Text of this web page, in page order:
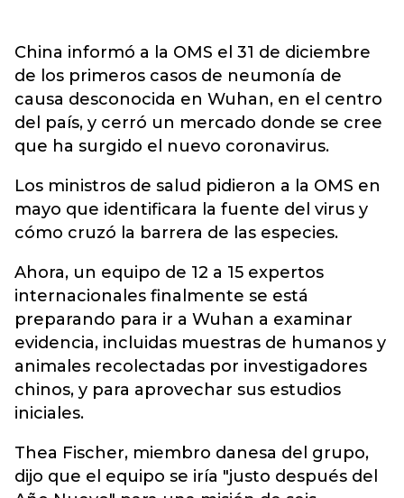
China informó a la OMS el 31 de diciembre
de los primeros casos de neumonía de
causa desconocida en Wuhan, en el centro
del país, y cerró un mercado donde se cree
que ha surgido el nuevo coronavirus.
Los ministros de salud pidieron a la OMS en
mayo que identificara la fuente del virus y
cómo cruzó la barrera de las especies.
Ahora, un equipo de 12 a 15 expertos
internacionales finalmente se está
preparando para ir a Wuhan a examinar
evidencia, incluidas muestras de humanos y
animales recolectadas por investigadores
chinos, y para aprovechar sus estudios
iniciales.
Thea Fischer, miembro danesa del grupo,
dijo que el equipo se iría "justo después del